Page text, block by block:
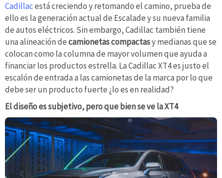
Cadillacestá creciendo y retomando el camino, prueba de
ello es la generación actual de Escalade y su nueva familia
de autos eléctricos. Sin embargo, Cadillac también tiene
una alineación decamionetas compactasy medianas que se
colocan como la columna de mayor volumen que ayuda a
financiar los productos estrella. La Cadillac XT4 es justo el
escalón de entrada a las camionetas de la marca por lo que
debe ser un producto fuerte ¿lo es en realidad?
El diseño es subjetivo, pero que bien se ve la XT4